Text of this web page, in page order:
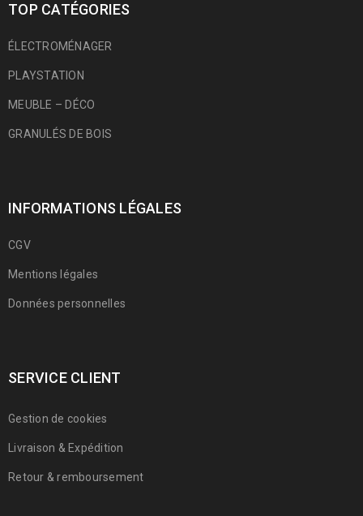
TOP CATÉGORIES
ÉLECTROMÉNAGER
PLAYSTATION
MEUBLE – DÉCO
GRANULÉS DE BOIS
INFORMATIONS LÉGALES
CGV
Mentions légales
Données personnelles
SERVICE CLIENT
Gestion de cookies
Livraison & Expédition
Retour & remboursement